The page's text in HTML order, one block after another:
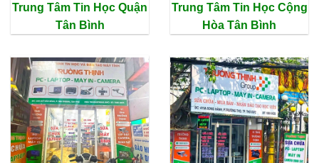
Trung Tâm Tin Học Quận
Tân Bình
Trung Tâm Tin Học Cộng
Hòa Tân Bình